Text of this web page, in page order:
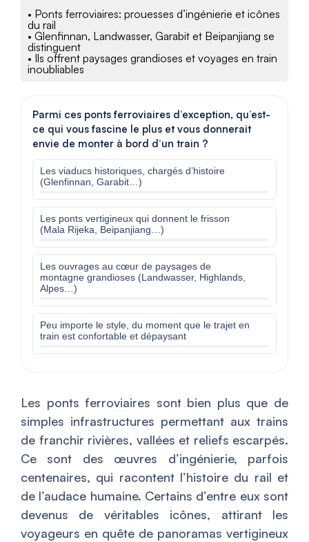
• Ponts ferroviaires: prouesses d’ingénierie et icônes
du rail
• Glenfinnan, Landwasser, Garabit et Beipanjiang se
distinguent
• Ils offrent paysages grandioses et voyages en train
inoubliables
Parmi ces ponts ferroviaires d’exception, qu’est-
ce qui vous fascine le plus et vous donnerait
envie de monter à bord d’un train ?
Les viaducs historiques, chargés d’histoire
(Glenfinnan, Garabit…)
Les ponts vertigineux qui donnent le frisson
(Mala Rijeka, Beipanjiang…)
Les ouvrages au cœur de paysages de
montagne grandioses (Landwasser, Highlands,
Alpes…)
Peu importe le style, du moment que le trajet en
train est confortable et dépaysant
Les ponts ferroviaires sont bien plus que de
simples infrastructures permettant aux trains
de franchir rivières, vallées et reliefs escarpés.
Ce sont des œuvres d’ingénierie, parfois
centenaires, qui racontent l’histoire du rail et
de l’audace humaine. Certains d’entre eux sont
devenus de véritables icônes, attirant les
voyageurs en quête de panoramas vertigineux